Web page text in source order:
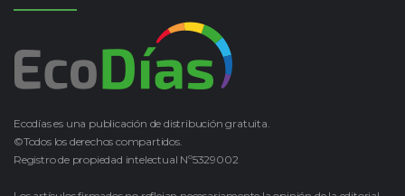
Ecodías es una publicación de distribución gratuita.
©Todos los derechos compartidos.
Registro de propiedad intelectual Nº5329002